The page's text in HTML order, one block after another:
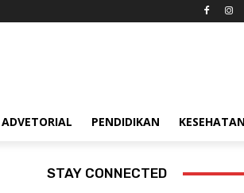
ADVETORIAL PENDIDIKAN KESEHATAN
STAY CONNECTED